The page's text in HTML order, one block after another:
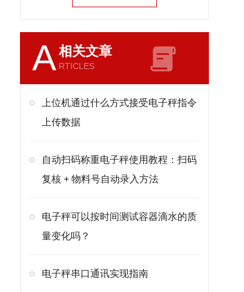
A相关文章
RTICLES
上位机通过什么方式接受电子秤指令
上传数据
自动扫码称重电子秤使用教程：扫码
复核 + 物料号自动录入方法
电子秤可以按时间测试容器滴水的质
量变化吗？
电子秤串口通讯实现指南